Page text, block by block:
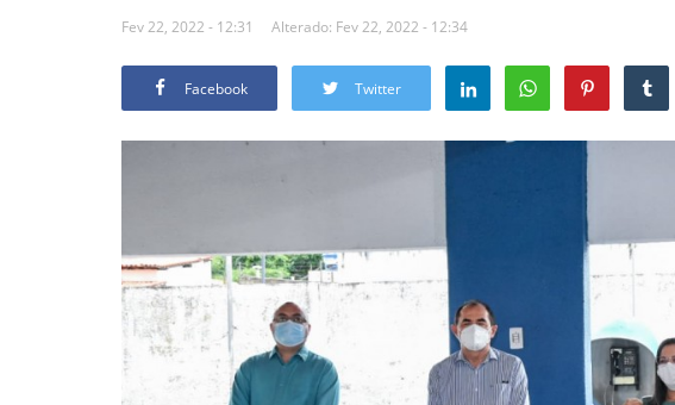
Fev 22, 2022 - 12:31 Alterado: Fev 22, 2022 - 12:34
Facebook Twitter